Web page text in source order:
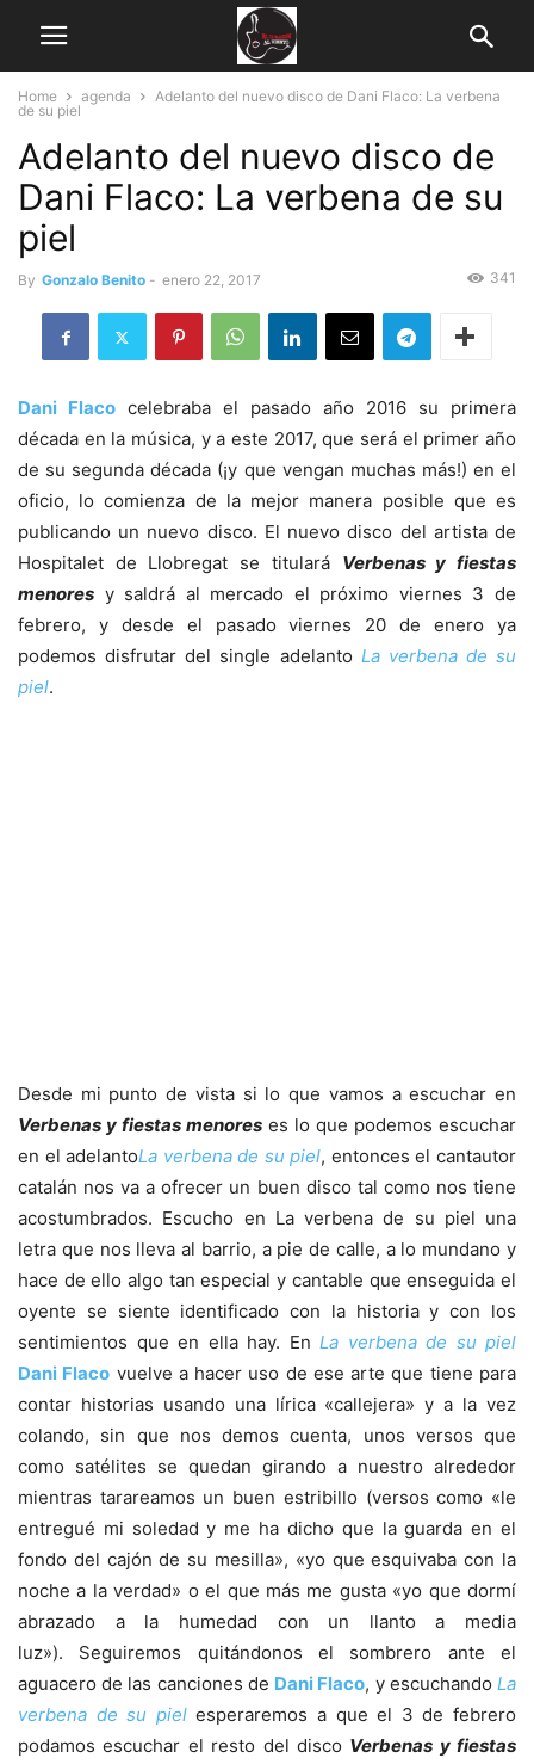
Home agenda
Adelanto del nuevo disco de Dani Flaco: La verbena
de su piel
Adelanto del nuevo disco de
Dani Flaco: La verbena de su
piel
By Gonzalo Benito - enero 22, 2017 341
Dani Flaco celebraba el pasado año 2016 su primera
década en la música, y a este 2017, que será el primer año
de su segunda década (¡y que vengan muchas más!) en el
oficio, lo comienza de la mejor manera posible que es
publicando un nuevo disco. El nuevo disco del artista de
Hospitalet de Llobregat se titulará Verbenas y fiestas
menores y saldrá al mercado el próximo viernes 3 de
febrero, y desde el pasado viernes 20 de enero ya
podemos disfrutar del single adelanto La verbena de su
piel.
Desde mi punto de vista si lo que vamos a escuchar en
Verbenas y fiestas menores es lo que podemos escuchar
en el adelantoLa verbena de su piel, entonces el cantautor
catalán nos va a ofrecer un buen disco tal como nos tiene
acostumbrados. Escucho en La verbena de su piel una
letra que nos lleva al barrio, a pie de calle, a lo mundano y
hace de ello algo tan especial y cantable que enseguida el
oyente se siente identificado con la historia y con los
sentimientos que en ella hay. En La verbena de su piel
Dani Flaco vuelve a hacer uso de ese arte que tiene para
contar historias usando una lírica «callejera» y a la vez
colando, sin que nos demos cuenta, unos versos que
como satélites se quedan girando a nuestro alrededor
mientras tarareamos un buen estribillo (versos como «le
entregué mi soledad y me ha dicho que la guarda en el
fondo del cajón de su mesilla», «yo que esquivaba con la
noche a la verdad» o el que más me gusta «yo que dormí
abrazado a la humedad con un llanto a media
luz»). Seguiremos quitándonos el sombrero ante el
aguacero de las canciones de Dani Flaco, y escuchandoLa
verbena de su pielesperaremos a que el 3 de febrero
podamos escuchar el resto del disco Verbenas y fiestas